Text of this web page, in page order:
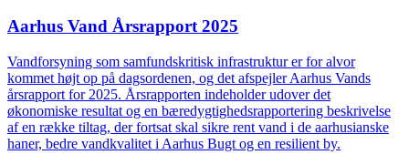
Aarhus Vand Årsrapport 2025
Vandforsyning som samfundskritisk infrastruktur er for alvor
kommet højt op på dagsordenen, og det afspejler Aarhus Vands
årsrapport for 2025. Årsrapporten indeholder udover det
økonomiske resultat og en bæredygtighedsrapportering beskrivelse
af en række tiltag, der fortsat skal sikre rent vand i de aarhusianske
haner, bedre vandkvalitet i Aarhus Bugt og en resilient by.